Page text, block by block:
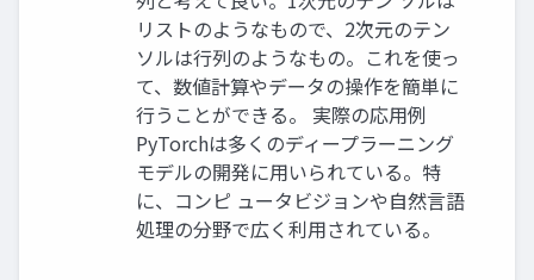
リストのようなもので、2次元のテン
ソルは行列のようなもの。これを使っ
て、数値計算やデータの操作を簡単に
行うことができる。 実際の応用例
PyTorchは多くのディープラーニング
モデルの開発に用いられている。特
に、コンピ ュータビジョンや自然言語
処理の分野で広く利用されている。